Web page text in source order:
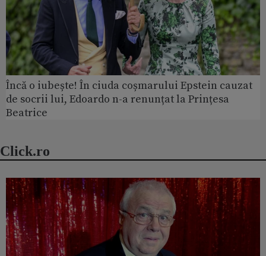
Încă o iubește! În ciuda coșmarului Epstein cauzat
de socrii lui, Edoardo n-a renunțat la Prințesa
Beatrice
Click.ro